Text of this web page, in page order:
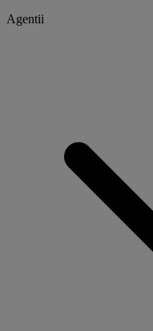
Agentii